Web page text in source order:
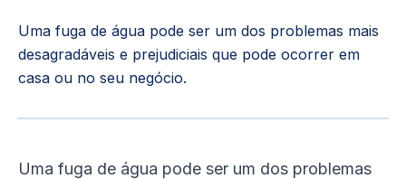
Uma fuga de água pode ser um dos problemas mais
desagradáveis e prejudiciais que pode ocorrer em
casa ou no seu negócio.
Uma fuga de água pode ser um dos problemas